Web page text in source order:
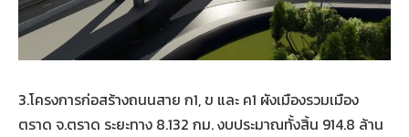
3.โครงการก่อสร้างถนนสาย ก1, ข และ ค1 ผังเมืองรวมเมือง
ตราด จ.ตราด ระยะทาง 8.132 กม. งบประมาณทั้งสิ้น 914.8 ล้าน